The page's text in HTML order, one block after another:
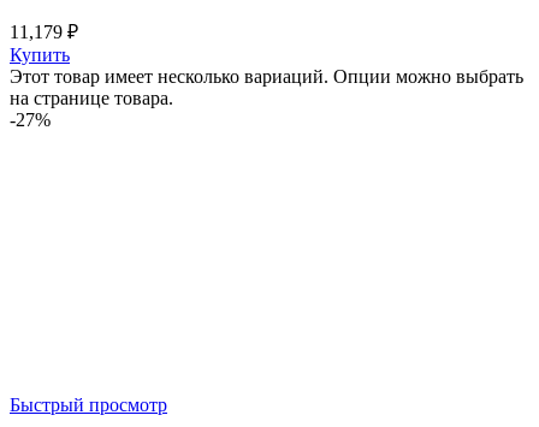
11,179 ₽
Купить
Этот товар имеет несколько вариаций. Опции можно выбрать
на странице товара.
-27%
Быстрый просмотр